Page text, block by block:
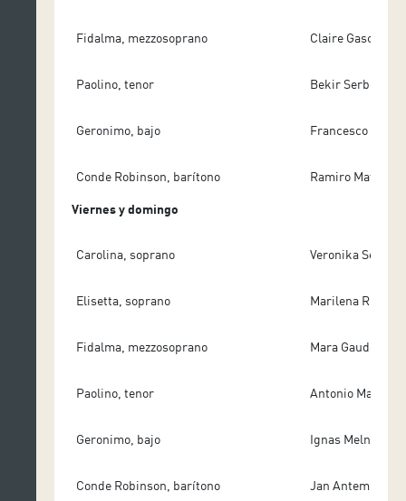
Fidalma, mezzosoprano Claire Gascoin,
Paolino, tenor Bekir Serbest,
Geronimo, bajo Francesco
Conde Robinson, barítono Ramiro
Viernes y domingo
Carolina, soprano Veronika
Elisetta, soprano Marilena Ruta,
Fidalma, mezzosoprano Mara Gaudenzi,
Paolino, tenor Antonio
Geronimo, bajo Ignas Melnikas,
Conde Robinson, barítono Jan Antem,